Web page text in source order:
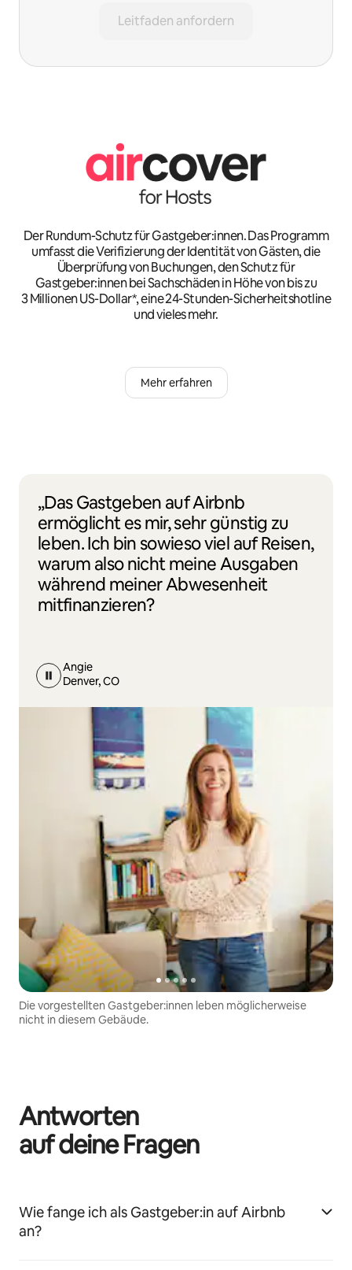
Leitfaden anfordern
Der Rundum-Schutz für Gastgeber:innen. Das Programm
umfasst die Verifizierung der Identität von Gästen, die
Überprüfung von Buchungen, den Schutz für
Gastgeber:innen bei Sachschäden in Höhe von bis zu
3 Millionen US-Dollar*, eine 24-Stunden-Sicherheitshotline
und vieles mehr.
Mehr erfahren
„Das Gastgeben auf Airbnb
ermöglicht es mir, sehr günstig zu
leben. Ich bin sowieso viel auf Reisen,
warum also nicht meine Ausgaben
während meiner Abwesenheit
mitfinanzieren?
Angie
Denver, CO
Die vorgestellten Gastgeber:innen leben möglicherweise
nicht in diesem Gebäude.
Antworten
auf deine Fragen
Wie fange ich als Gastgeber:in auf Airbnb
an?